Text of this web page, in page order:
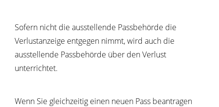
Sofern nicht die ausstellende Passbehörde die
Verlustanzeige entgegen nimmt, wird auch die
ausstellende Passbehörde über den Verlust
unterrichtet.
Wenn Sie gleichzeitig einen neuen Pass beantragen